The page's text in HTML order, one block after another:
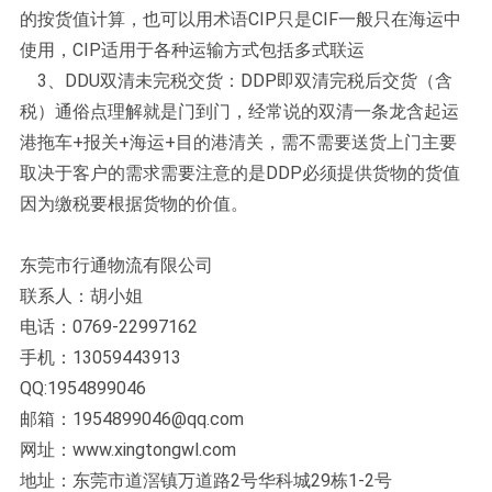
的按货值计算，也可以用术语CIP只是CIF一般只在海运中
使用，CIP适用于各种运输方式包括多式联运
3、DDU双清未完税交货：DDP即双清完税后交货（含
税）通俗点理解就是门到门，经常说的双清一条龙含起运
港拖车+报关+海运+目的港清关，需不需要送货上门主要
取决于客户的需求需要注意的是DDP必须提供货物的货值
因为缴税要根据货物的价值。
东莞市行通物流有限公司
联系人：胡小姐
电话：0769-22997162
手机：13059443913
QQ:1954899046
邮箱：1954899046@qq.com
网址：www.xingtongwl.com
地址：东莞市道滘镇万道路2号华科城29栋1-2号